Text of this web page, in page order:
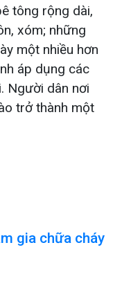
tông rộng dài,
xóm; những
một nhiều hơn
áp dụng các
Người dân nơi
trở thành một
gia chữa cháy